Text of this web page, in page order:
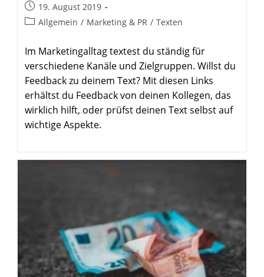
Beitrag
veröffentlicht:
19. August 2019
Beitrags-
Allgemein / Marketing & PR / Texten
Im Marketingalltag textest du ständig für
verschiedene Kanäle und Zielgruppen. Willst du
Feedback zu deinem Text? Mit diesen Links
erhältst du Feedback von deinen Kollegen, das
wirklich hilft, oder prüfst deinen Text selbst auf
wichtige Aspekte.